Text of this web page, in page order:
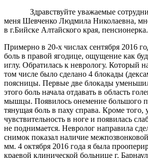
Здравствуйте уважаемые
меня Шевченко Людмила Николаевна,
в г.Бийске Алтайского края, пенсионерка.
Примерно в 20-х числах сентября 2016
боль в правой ягодице, ощущение как
иглу. Обратилась к неврологу. Который
том числе было сделано 4 блокады
поясницы. Первые две блокады
этого боль начала отдавать в область
мышцы. Появилось онемение большого
тянущая боль в паху справа. Кроме того,
чувствительность в ноге и появилась
не поднимается. Невролог направила
снимок показал наличие
мм. 4 октября 2016 года я была
краевой клинической больнице г.